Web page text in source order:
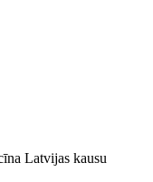
Latvijas kausu